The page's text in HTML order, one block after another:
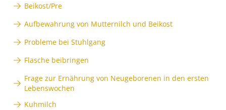
Beikost/Pre
Aufbewahrung von Mutternilch und Beikost
Probleme bei Stuhlgang
Flasche beibringen
Frage zur Ernährung von Neugeborenen in den ersten
Lebenswochen
Kuhmilch